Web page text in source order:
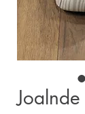
Joalnde